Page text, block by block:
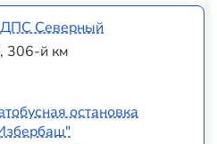
ДПС Северный
306-й км
остановка